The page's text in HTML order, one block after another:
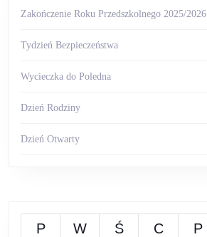
Zakończenie Roku Przedszkolnego 2025/2026
Tydzień Bezpieczeństwa
Wycieczka do Poledna
Dzień Rodziny
Dzień Otwarty
P W Ś C P